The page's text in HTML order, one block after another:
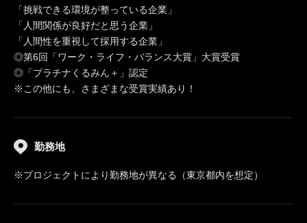
「挑戦できる環境が整っている企業」
「人間関係が良好だと思う企業」
「人間性を重視して採用する企業」
◎第6回「ワーク・ライフ・バランス大賞」大賞受賞
◎「プラチナくるみん＋」認定
※この他にも、さまざまな受賞実績あり！
勤務地
※プロジェクトにより勤務地が異なる（東京都内を想定）